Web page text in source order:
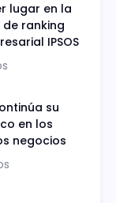
lugar en la
ranking
IPSOS
su
en los
negocios